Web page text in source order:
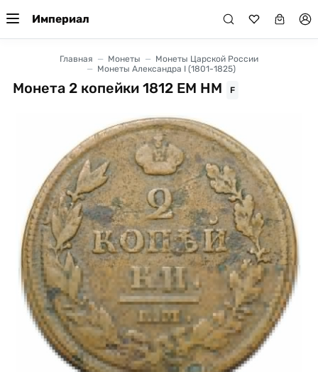
Империал
Главная Монеты
Монеты Царской России
Монеты Александра I (1801-1825)
Монета 2 копейки 1812 ЕМ НМ F